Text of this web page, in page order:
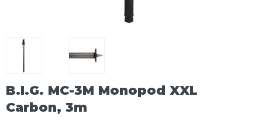
B.I.G. MC-3M Monopod XXL
Carbon, 3m